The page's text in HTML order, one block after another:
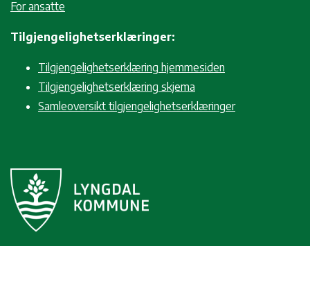
For ansatte
Tilgjengelighetserklæringer:
Tilgjengelighetserklæring hjemmesiden
Tilgjengelighetserklæring skjema
Samleoversikt tilgjengelighetserklæringer